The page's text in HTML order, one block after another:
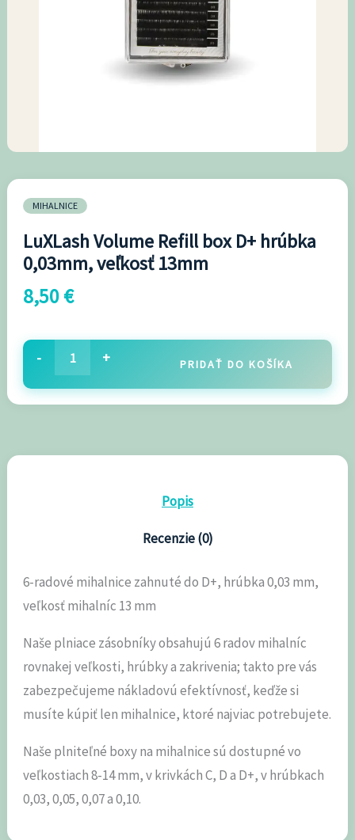
MIHALNICE
LuXLash Volume Refill box D+ hrúbka
0,03mm, veľkosť 13mm
8,50€
- + PRIDAŤ DO KOŠÍKA
Popis
Recenzie (0)
6-radové mihalnice zahnuté do D+, hrúbka 0,03 mm,
veľkosť mihalníc 13 mm
Naše plniace zásobníky obsahujú 6 radov mihalníc
rovnakej veľkosti, hrúbky a zakrivenia; takto pre vás
zabezpečujeme nákladovú efektívnosť, keďže si
musíte kúpiť len mihalnice, ktoré najviac potrebujete.
Naše plniteľné boxy na mihalnice sú dostupné vo
veľkostiach 8-14 mm, v krivkách C, D a D+, v hrúbkach
0,03, 0,05, 0,07 a 0,10.